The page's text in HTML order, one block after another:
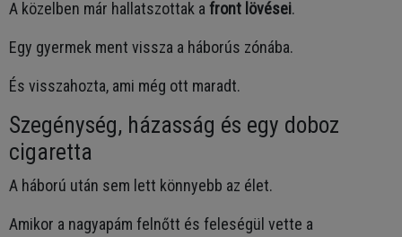
A közelben már hallatszottak a front lövései.
Egy gyermek ment vissza a háborús zónába.
És visszahozta, ami még ott maradt.
Szegénység, házasság és egy doboz
cigaretta
A háború után sem lett könnyebb az élet.
Amikor a nagyapám felnőtt és feleségül vette a